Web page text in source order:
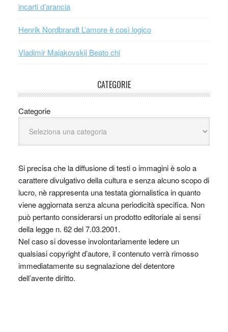
incarti d’arancia
Henrik Nordbrandt L’amore è così logico
Vladimir Majakovskij Beato chi
CATEGORIE
Categorie
Si precisa che la diffusione di testi o immagini è solo a
carattere divulgativo della cultura e senza alcuno scopo di
lucro, nè rappresenta una testata giornalistica in quanto
viene aggiornata senza alcuna periodicità specifica. Non
può pertanto considerarsi un prodotto editoriale ai sensi
della legge n. 62 del 7.03.2001.
Nel caso si dovesse involontariamente ledere un
qualsiasi copyright d’autore, il contenuto verrà rimosso
immediatamente su segnalazione del detentore
dell’avente diritto.